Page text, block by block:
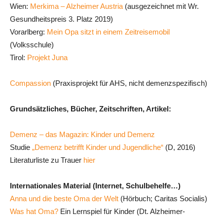
Wien: Merkima – Alzheimer Austria (ausgezeichnet mit Wr.
Gesundheitspreis 3. Platz 2019)
Vorarlberg: Mein Opa sitzt in einem Zeitreisemobil
(Volksschule)
Tirol: Projekt Juna
Compassion (Praxisprojekt für AHS, nicht demenzspezifisch)
Grundsätzliches, Bücher, Zeitschriften, Artikel:
Demenz – das Magazin: Kinder und Demenz
Studie „Demenz betrifft Kinder und Jugendliche“ (D, 2016)
Literaturliste zu Trauer hier
Internationales Material (Internet, Schulbehelfe…)
Anna und die beste Oma der Welt (Hörbuch; Caritas Socialis)
Was hat Oma? Ein Lernspiel für Kinder (Dt. Alzheimer-